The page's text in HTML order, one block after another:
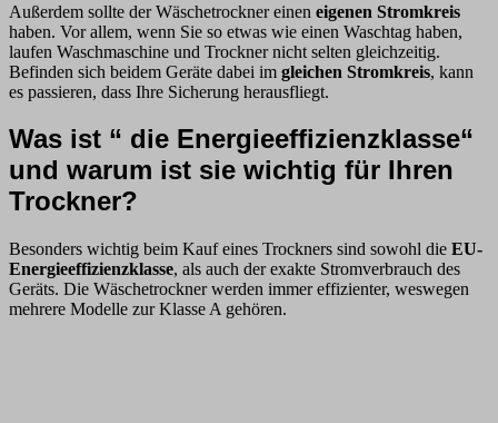
Außerdem sollte der Wäschetrockner einen eigenen Stromkreis
haben. Vor allem, wenn Sie so etwas wie einen Waschtag haben,
laufen Waschmaschine und Trockner nicht selten gleichzeitig.
Befinden sich beidem Geräte dabei im gleichen Stromkreis, kann
es passieren, dass Ihre Sicherung herausfliegt.
Was ist “ die Energieeffizienzklasse“
und warum ist sie wichtig für Ihren
Trockner?
Besonders wichtig beim Kauf eines Trockners sind sowohl die EU-
Energieeffizienzklasse, als auch der exakte Stromverbrauch des
Geräts. Die Wäschetrockner werden immer effizienter, weswegen
mehrere Modelle zur Klasse A gehören.